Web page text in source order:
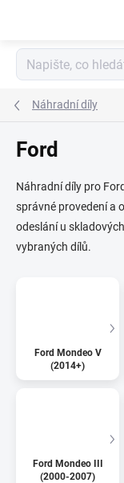
Náhradní díly
Ford
Náhradní díly pro
správné provedení a
odeslání u
vybraných dílů.
Ford Mondeo V
(2014+)
Ford Mondeo III
(2000-2007)